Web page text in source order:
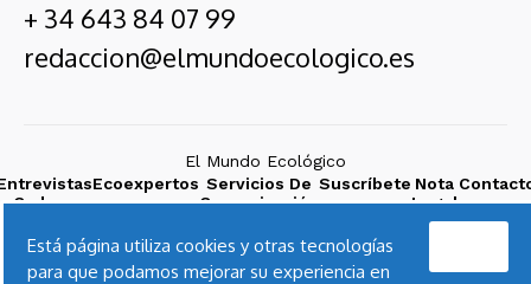
+ 34 643 84 07 99
redaccion@elmundoecologico.es
El Mundo Ecológico
Cadena
Ecoexpertos Servicios De
Comunicación
Suscríbete Nota
Legal
Está página utiliza cookies y otras tecnologías
para que podamos mejorar su experiencia en